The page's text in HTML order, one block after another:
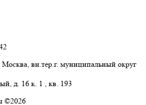
вн.тер.г. муниципальный округ
д. 16 к. 1 , кв. 193
©2026